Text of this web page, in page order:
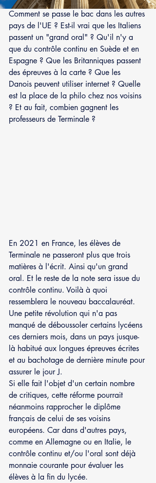
Comment se passe le bac dans les autres
pays de l'UE ? Est-il vrai que les Italiens
passent un "grand oral" ? Qu'il n'y a
que du contrôle continu en Suède et en
Espagne ? Que les Britanniques passent
des épreuves à la carte ? Que les
Danois peuvent utiliser internet ? Quelle
est la place de la philo chez nos voisins
? Et au fait, combien gagnent les
professeurs de Terminale ?
En 2021 en France, les élèves de
Terminale ne passeront plus que trois
matières à l'écrit. Ainsi qu'un grand
oral. Et le reste de la note sera issue du
contrôle continu. Voilà à quoi
ressemblera le nouveau baccalauréat.
Une petite révolution qui n'a pas
manqué de déboussoler certains lycéens
ces derniers mois, dans un pays jusque-
là habitué aux longues épreuves écrites
et au bachotage de dernière minute pour
assurer le jour J.
Si elle fait l'objet d'un certain nombre
de critiques, cette réforme pourrait
néanmoins rapprocher le diplôme
français de celui de ses voisins
européens. Car dans d'autres pays,
comme en Allemagne ou en Italie, le
contrôle continu et/ou l'oral sont déjà
monnaie courante pour évaluer les
élèves à la fin du lycée.